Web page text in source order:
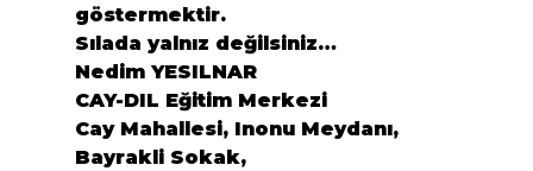
göstermektir.
Sılada yalnız değilsiniz…
Nedim YESILNAR
CAY-DIL Eğitim Merkezi
Cay Mahallesi, Inonu Meydanı,
Bayrakli Sokak,